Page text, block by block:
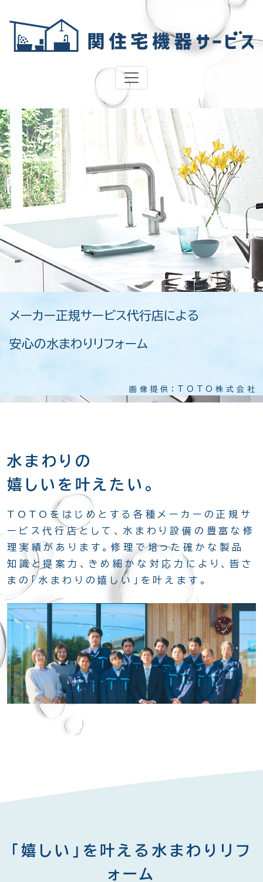
メーカー正規サービス代行店による
安心の水まわりリフォーム
画像提供：TOTO株式会社
水まわりの
嬉しいを叶えたい。
TOTOをはじめとする各種メーカーの正規サ
ービス代行店として、水まわり設備の豊富な修
理実績があります。修理で培った確かな製品
知識と提案力、きめ細かな対応力により、皆さ
まの「水まわりの嬉しい」を叶えます。
「嬉しい」を叶える水まわりリフ
ォーム